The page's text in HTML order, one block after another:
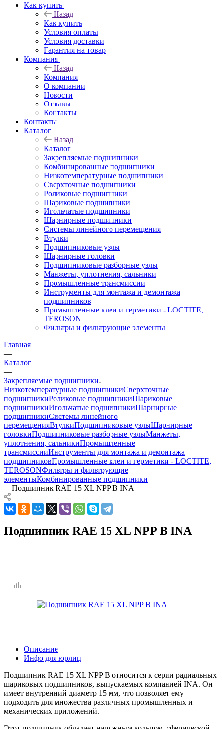
Как купить
Назад
Как купить
Условия оплаты
Условия доставки
Гарантия на товар
Компания
Назад
Компания
О компании
Новости
Отзывы
Контакты
Контакты
Каталог
Назад
Каталог
Закрепляемые подшипники
Комбинированные подшипники
Низкотемпературные подшипники
Сверхточные подшипники
Роликовые подшипники
Шариковые подшипники
Игольчатые подшипники
Шарнирные подшипники
Системы линейного перемещения
Втулки
Подшипниковые узлы
Шарнирные головки
Подшипниковые разборные узлы
Манжеты, уплотнения, сальники
Промышленные трансмиссии
Инструменты для монтажа и демонтажа
подшипников
Промышленные клеи и герметики - LOCTITE,
TEROSON
Фильтры и фильтрующие элементы
Главная
—
Каталог
—
Закрепляемые подшипники
Низкотемпературные подшипникиСверхточные
подшипникиРоликовые подшипникиШариковые
подшипникиИгольчатые подшипникиШарнирные
подшипникиСистемы линейного
перемещенияВтулкиПодшипниковые узлыШарнирные
головкиПодшипниковые разборные узлыМанжеты,
уплотнения, сальникиПромышленные
трансмиссииИнструменты для монтажа и демонтажа
подшипниковПромышленные клеи и герметики - LOCTITE,
TEROSONФильтры и фильтрующие
элементыКомбинированные подшипники
—Подшипник RAE 15 XL NPP B INA
Подшипник RAE 15 XL NPP B INA
Описание
Инфо для юрлиц
Подшипник RAE 15 XL NPP B относится к серии радиальных
шариковых подшипников, выпускаемых компанией INA. Он
имеет внутренний диаметр 15 мм, что позволяет ему
подходить для множества различных промышленных и
механических приложений.